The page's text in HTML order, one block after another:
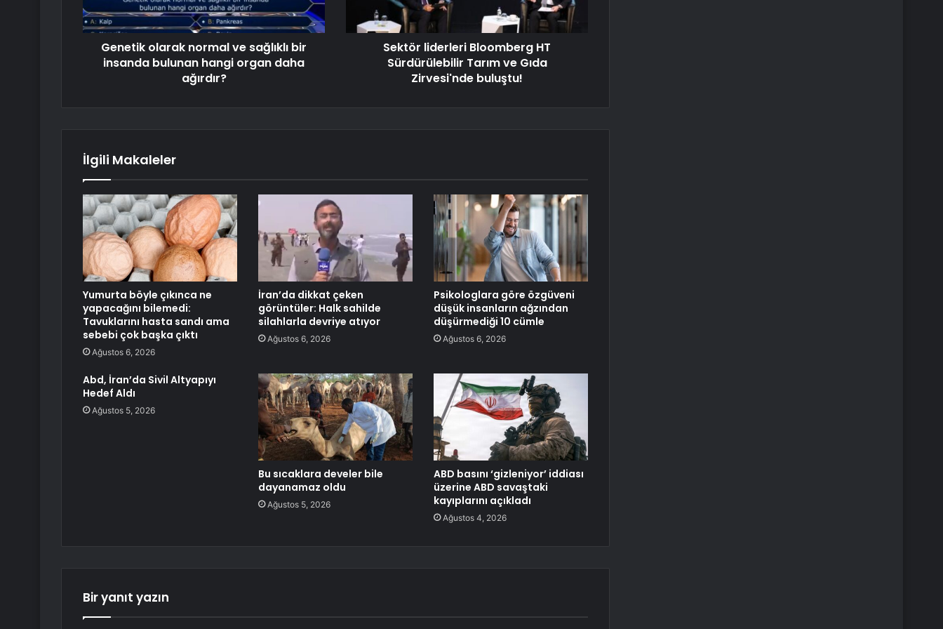
Genetik olarak normal ve sağlıklı bir
insanda bulunan hangi organ daha
ağırdır?
Sektör liderleri Bloomberg HT
Sürdürülebilir Tarım ve Gıda
Zirvesi'nde buluştu!
İlgili Makaleler
Yumurta böyle çıkınca ne
yapacağını bilemedi:
Tavuklarını hasta sandı ama
sebebi çok başka çıktı
Ağustos 6, 2026
İran’da dikkat çeken
görüntüler: Halk sahilde
silahlarla devriye atıyor
Ağustos 6, 2026
Psikologlara göre özgüveni
düşük insanların ağzından
düşürmediği 10 cümle
Ağustos 6, 2026
Abd, İran’da Sivil Altyapıyı
Hedef Aldı
Ağustos 5, 2026
Bu sıcaklara develer bile
dayanamaz oldu
Ağustos 5, 2026
ABD basını ‘gizleniyor’ iddiası
üzerine ABD savaştaki
kayıplarını açıkladı
Ağustos 4, 2026
Bir yanıt yazın